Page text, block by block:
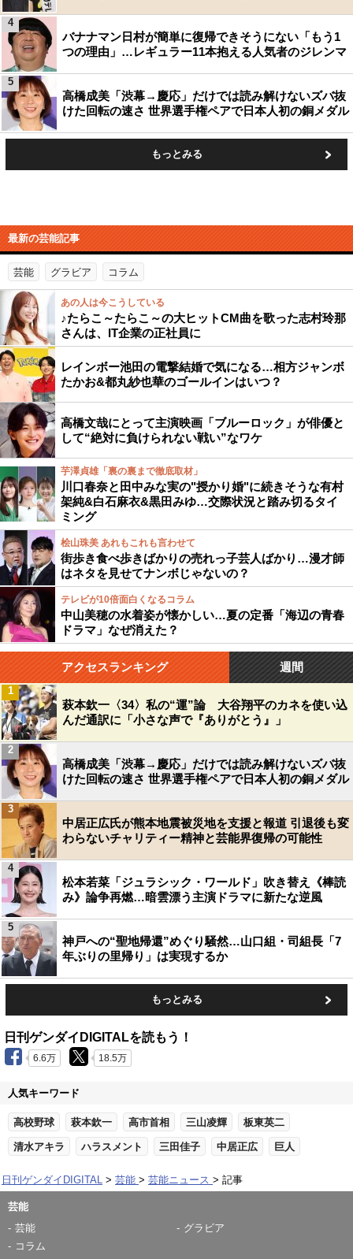
バナナマン日村が簡単に復帰できそうにない「もう1
つの理由」…レギュラー11本抱える人気者のジレンマ
4
高橋成美「渋幕→慶応」だけでは読み解けないズバ抜
けた回転の速さ 世界選手権ペアで日本人初の銅メダル
5
もっとみる
最新の芸能記事
芸能 グラビア コラム
あの人は今こうしている
♪たらこ～たらこ～の大ヒットCM曲を歌った志村玲那
さんは、IT企業の正社員に
レインボー池田の電撃結婚で気になる…相方ジャンボ
たかお&都丸紗也華のゴールインはいつ？
高橋文哉にとって主演映画「ブルーロック」が俳優と
して“絶対に負けられない戦い”なワケ
芋澤貞雄「裏の裏まで徹底取材」
川口春奈と田中みな実の"授かり婚"に続きそうな有村
架純&白石麻衣&黒田みゆ…交際状況と踏み切るタイ
ミング
桧山珠美 あれもこれも言わせて
街歩き食べ歩きばかりの売れっ子芸人ばかり…漫才師
はネタを見せてナンボじゃないの？
テレビが10倍面白くなるコラム
中山美穂の水着姿が懐かしい…夏の定番「海辺の青春
ドラマ」なぜ消えた？
アクセスランキング 週間
萩本欽一〈34〉私の“運”論 大谷翔平のカネを使い込
んだ通訳に「小さな声で『ありがとう』」
1
高橋成美「渋幕→慶応」だけでは読み解けないズバ抜
けた回転の速さ 世界選手権ペアで日本人初の銅メダル
2
中居正広氏が熊本地震被災地を支援と報道 引退後も変
わらないチャリティー精神と芸能界復帰の可能性
3
松本若菜「ジュラシック・ワールド」吹き替え《棒読
み》論争再燃…暗雲漂う主演ドラマに新たな逆風
4
神戸への“聖地帰還”めぐり騒然…山口組・司組長「7
年ぶりの里帰り」は実現するか
5
もっとみる
日刊ゲンダイDIGITALを読もう！
6.6万 18.5万
人気キーワード
高校野球 萩本欽一 高市首相 三山凌輝 板東英二
清水アキラ ハラスメント 三田佳子 中居正広 巨人
日刊ゲンダイDIGITAL 芸能 芸能ニュース 記事
芸能
芸能
グラビア
コラム